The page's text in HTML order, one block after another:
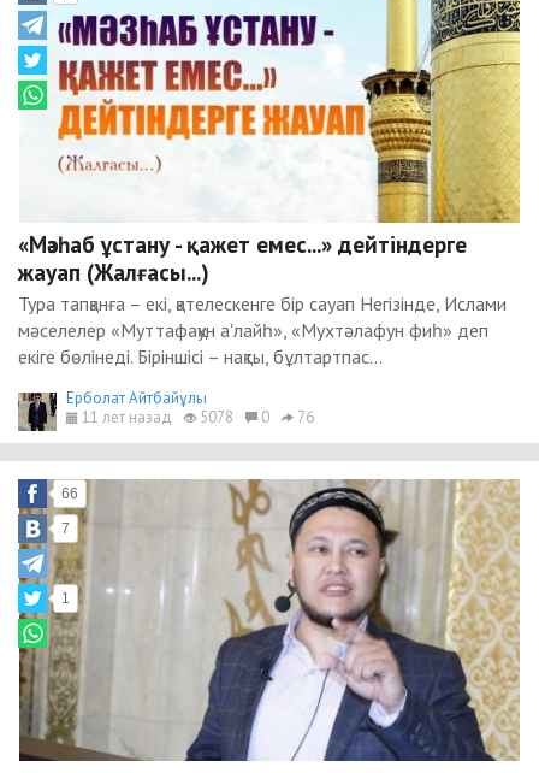
«Мәзһаб ұстану - қажет емес...» дейтіндерге
жауап (Жалғасы...)
Тура тапқанға – екі, қателескенге бір сауап Негізінде, Ислами
мәселелер «Муттафақун а'лайһ», «Мухтәлафун фиһ» деп
екіге бөлінеді. Біріншісі – нақты, бұлтартпас...
Ерболат Айтбайұлы
11 лет назад
5078 0 76
66
7
1